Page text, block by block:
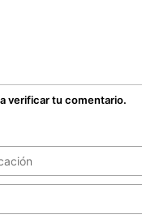
verificar tu comentario.